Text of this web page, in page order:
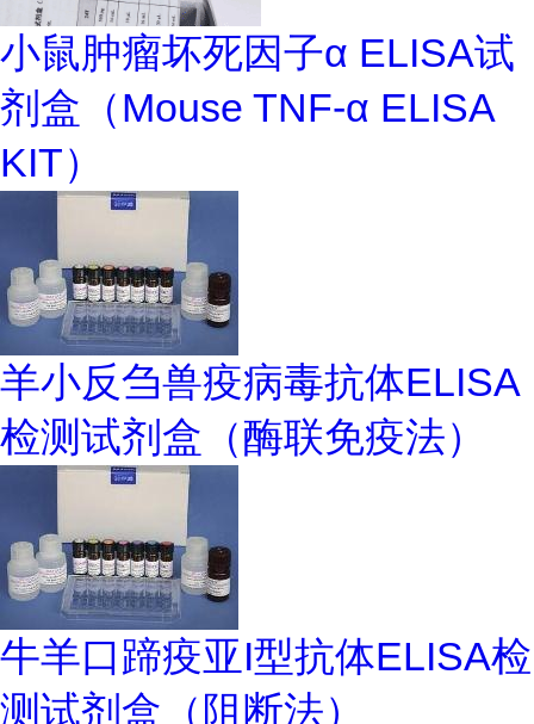
小鼠肿瘤坏死因子α ELISA试
剂盒（Mouse TNF-α ELISA
KIT）
羊小反刍兽疫病毒抗体ELISA
检测试剂盒（酶联免疫法）
牛羊口蹄疫亚I型抗体ELISA检
测试剂盒（阻断法）